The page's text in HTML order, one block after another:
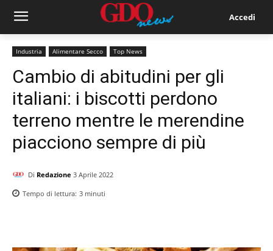
Accedi
Industria Alimentare Secco Top News
Cambio di abitudini per gli
italiani: i biscotti perdono
terreno mentre le merendine
piacciono sempre di più
Di Redazione 3 Aprile 2022
Tempo di lettura: 3 minuti